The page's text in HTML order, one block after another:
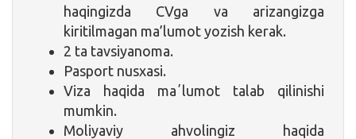
haqingizda CVga va arizangizga
kiritilmagan ma’lumot yozish kerak.
2 ta tavsiyanoma.
Pasport nusxasi.
Viza haqida maʼlumot talab qilinishi
mumkin.
Moliyaviy ahvolingiz haqida